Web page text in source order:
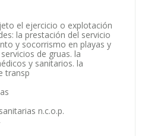
el ejercicio o explotación
la prestación del servicio
y socorrismo en playas y
de gruas. la
y sanitarios. la
transp
n.c.o.p.